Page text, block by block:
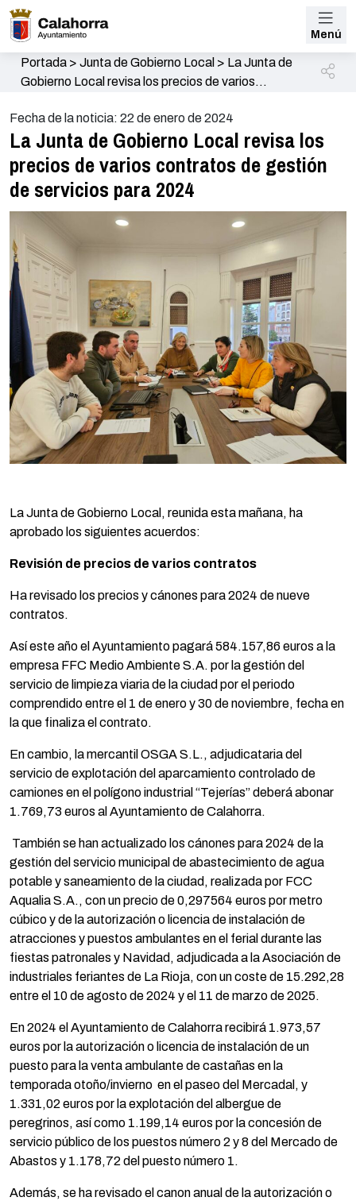
Menú
Portada> Junta de Gobierno Local > La Junta de
Gobierno Local revisa los precios de varios
Fecha de la noticia: 22 de enero de 2024
La Junta de Gobierno Local revisa los
precios de varios contratos de gestión
de servicios para 2024
La Junta de Gobierno Local, reunida esta mañana, ha
aprobado los siguientes acuerdos:
Revisión de precios de varios contratos
Ha revisado los precios y cánones para 2024 de nueve
contratos.
Así este año el Ayuntamiento pagará 584.157,86 euros a la
empresa FFC Medio Ambiente S.A. por la gestión del
servicio de limpieza viaria de la ciudad por el periodo
comprendido entre el 1 de enero y 30 de noviembre, fecha en
la que finaliza el contrato.
En cambio, la mercantil OSGA S.L., adjudicataria del
servicio de explotación del aparcamiento controlado de
camiones en el polígono industrial “Tejerías” deberá abonar
1.769,73 euros al Ayuntamiento de Calahorra.
También se han actualizado los cánones para 2024 de la
gestión del servicio municipal de abastecimiento de agua
potable y saneamiento de la ciudad, realizada por FCC
Aqualia S.A., con un precio de 0,297564 euros por metro
cúbico y de la autorización o licencia de instalación de
atracciones y puestos ambulantes en el ferial durante las
fiestas patronales y Navidad, adjudicada a la Asociación de
industriales feriantes de La Rioja, con un coste de 15.292,28
entre el 10 de agosto de 2024 y el 11 de marzo de 2025.
En 2024 el Ayuntamiento de Calahorra recibirá 1.973,57
euros por la autorización o licencia de instalación de un
puesto para la venta ambulante de castañas en la
temporada otoño/invierno en el paseo del Mercadal, y
1.331,02 euros por la explotación del albergue de
peregrinos, así como 1.199,14 euros por la concesión de
servicio público de los puestos número 2 y 8 del Mercado de
Abastos y 1.178,72 del puesto número 1.
Además, se ha revisado el canon anual de la autorización o